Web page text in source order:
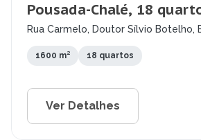
Pousada-Chalé, 18
Rua Carmelo, Doutor Sílvio Botelho,
1600 m² 18 quartos
Ver Detalhes